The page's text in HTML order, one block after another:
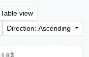
Table view
Direction: Ascending